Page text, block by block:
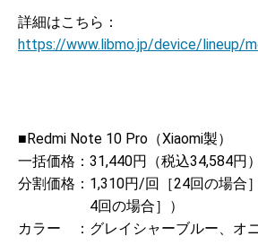
詳細はこちら：
https://www.libmo.jp/device/lineup/
■Redmi Note 10 Pro（Xiaomi製）
一括価格： 31,440円（税込34,584円）
分割価格： 1,310円/回［24回の場合
4回の場合］）
カラー ： グレイシャーブルー、オ